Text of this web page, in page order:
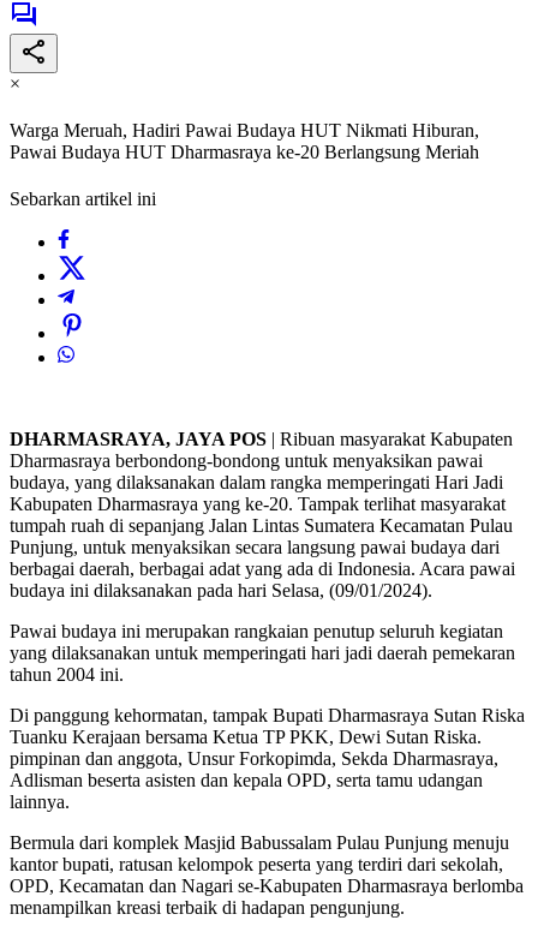
×
Warga Meruah, Hadiri Pawai Budaya HUT Nikmati Hiburan,
Pawai Budaya HUT Dharmasraya ke-20 Berlangsung Meriah
Sebarkan artikel ini
DHARMASRAYA, JAYA POS | Ribuan masyarakat Kabupaten
Dharmasraya berbondong-bondong untuk menyaksikan pawai
budaya, yang dilaksanakan dalam rangka memperingati Hari Jadi
Kabupaten Dharmasraya yang ke-20. Tampak terlihat masyarakat
tumpah ruah di sepanjang Jalan Lintas Sumatera Kecamatan Pulau
Punjung, untuk menyaksikan secara langsung pawai budaya dari
berbagai daerah, berbagai adat yang ada di Indonesia. Acara pawai
budaya ini dilaksanakan pada hari Selasa, (09/01/2024).
Pawai budaya ini merupakan rangkaian penutup seluruh kegiatan
yang dilaksanakan untuk memperingati hari jadi daerah pemekaran
tahun 2004 ini.
Di panggung kehormatan, tampak Bupati Dharmasraya Sutan Riska
Tuanku Kerajaan bersama Ketua TP PKK, Dewi Sutan Riska.
pimpinan dan anggota, Unsur Forkopimda, Sekda Dharmasraya,
Adlisman beserta asisten dan kepala OPD, serta tamu udangan
lainnya.
Bermula dari komplek Masjid Babussalam Pulau Punjung menuju
kantor bupati, ratusan kelompok peserta yang terdiri dari sekolah,
OPD, Kecamatan dan Nagari se-Kabupaten Dharmasraya berlomba
menampilkan kreasi terbaik di hadapan pengunjung.